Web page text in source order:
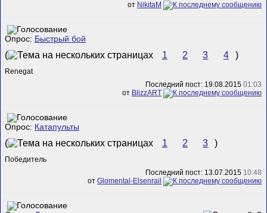
от NikitaM
Опрос: Быстрый бой
( 1 2 3 4 )
Renegat
Последний пост: 19.08.2015 01:03
от BlizzART
Опрос: Катапульты
( 1 2 3 )
Победитель
Последний пост: 13.07.2015 10:48
от Glomental-Elsenrail